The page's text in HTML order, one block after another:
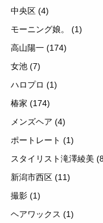
中央区 (4)
モーニング娘。 (1)
高山陽一 (174)
女池 (7)
ハロプロ (1)
椿家 (174)
メンズヘア (4)
ポートレート (1)
スタイリスト滝澤綾美
新潟市西区 (11)
撮影 (1)
ヘアワックス (1)